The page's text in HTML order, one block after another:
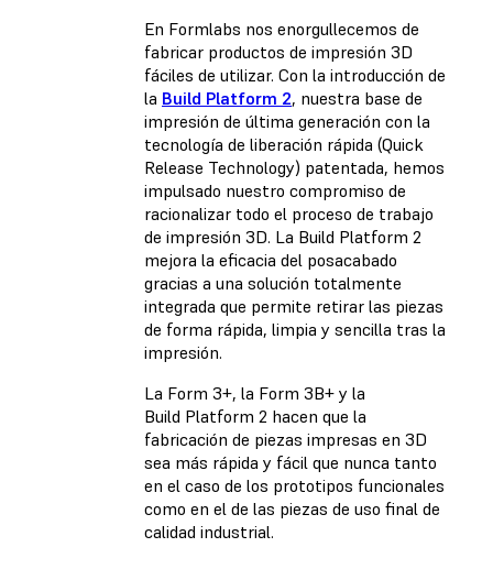
En Formlabs nos enorgullecemos de
fabricar productos de impresión 3D
fáciles de utilizar. Con la introducción de
la Build Platform 2, nuestra base de
impresión de última generación con la
tecnología de liberación rápida (Quick
Release Technology) patentada, hemos
impulsado nuestro compromiso de
racionalizar todo el proceso de trabajo
de impresión 3D. La Build Platform 2
mejora la eficacia del posacabado
gracias a una solución totalmente
integrada que permite retirar las piezas
de forma rápida, limpia y sencilla tras la
impresión.
La Form 3+, la Form 3B+ y la
Build Platform 2 hacen que la
fabricación de piezas impresas en 3D
sea más rápida y fácil que nunca tanto
en el caso de los prototipos funcionales
como en el de las piezas de uso final de
calidad industrial.